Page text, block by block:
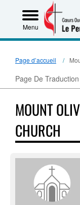
Menu
Page d’accueil
Page De Traduction
MOUNT
CHURCH